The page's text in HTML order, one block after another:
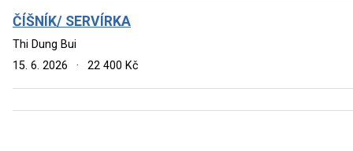
ČÍŠNÍK/ SERVÍRKA
Thi Dung Bui
15. 6. 2026
· 22 400 Kč